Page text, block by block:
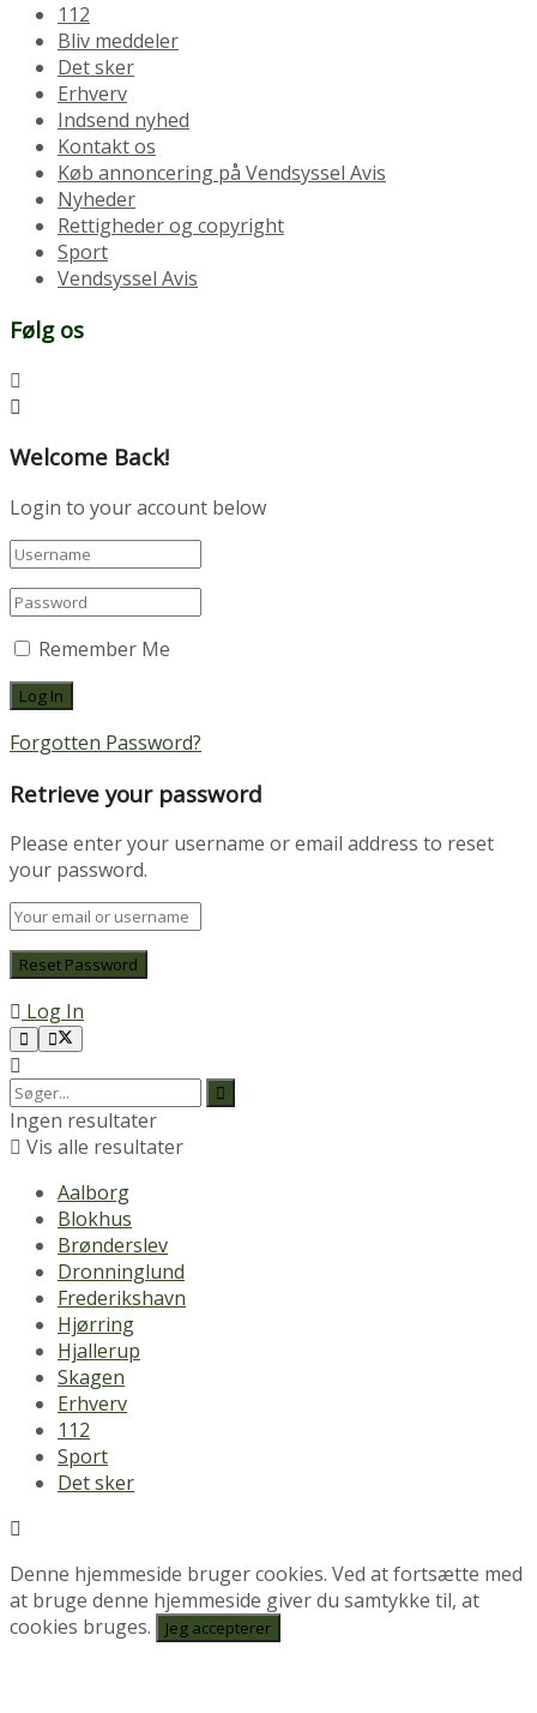
112
Bliv meddeler
Det sker
Erhverv
Indsend nyhed
Kontakt os
Køb annoncering på Vendsyssel Avis
Nyheder
Rettigheder og copyright
Sport
Vendsyssel Avis
Følg os
Welcome Back!
Login to your account below
Remember Me
Forgotten Password?
Retrieve your password
Please enter your username or email address to reset
your password.
Log In
Ingen resultater
Vis alle resultater
Aalborg
Blokhus
Brønderslev
Dronninglund
Frederikshavn
Hjørring
Hjallerup
Skagen
Erhverv
112
Sport
Det sker
Denne hjemmeside bruger cookies. Ved at fortsætte med
at bruge denne hjemmeside giver du samtykke til, at
cookies bruges.
Jeg accepterer